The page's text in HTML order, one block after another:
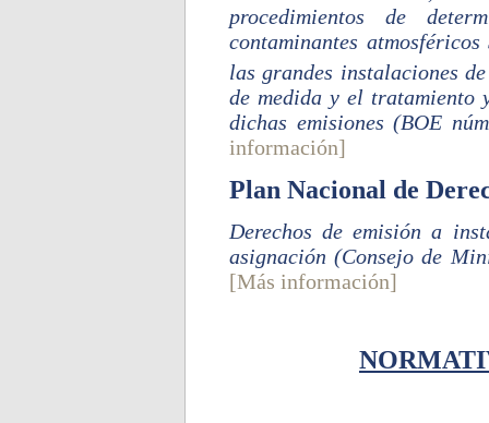
procedimientos de
contaminantes atmosféricos
las grandes instalaciones
de medida y el tratamiento
dichas emisiones (BOE
información]
Plan Nacional de
Derechos de emisión a
asignación (Consejo de
[Más información]